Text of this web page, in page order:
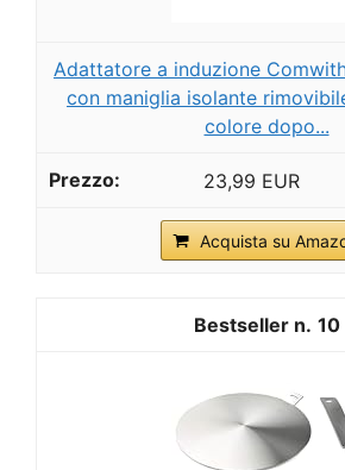
Adattatore a induzione
con maniglia isolante
colore dopo...
23,99 EUR
Acquista su
10